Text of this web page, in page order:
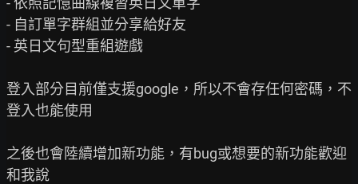
- 自訂單字群組並分享給好友
- 英日文句型重組遊戲
登入部分目前僅支援google，所以不會存任何密碼，不
登入也能使用
之後也會陸續增加新功能，有bug或想要的新功能歡迎
和我說